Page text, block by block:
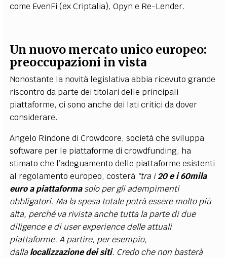
come EvenFi (ex Criptalia), Opyn e Re-Lender.
Un nuovo mercato unico europeo:
preoccupazioni in vista
Nonostante la novità legislativa abbia ricevuto grande
riscontro da parte dei titolari delle principali
piattaforme, ci sono anche dei lati critici da dover
considerare.
Angelo Rindone di Crowdcore, società che sviluppa
software per le piattaforme di crowdfunding, ha
stimato che l’adeguamento delle piattaforme esistenti
al regolamento europeo, costerà “tra i20 e i 60mila
euro a piattaformasolo per gli adempimenti
obbligatori. Ma la spesa totale potrà essere molto più
alta, perché va rivista anche tutta la parte di due
diligence e di user experience delle attuali
piattaforme. A partire, per esempio,
dallalocalizzazione dei siti. Credo che non basterà